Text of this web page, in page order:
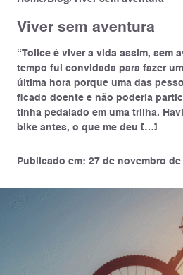
Viver sem aventura
“Tolice é viver a vida assim,
tempo fui convidada para fazer
última hora porque uma das
ficado doente e não poderia
tinha pedalado em uma trilha.
bike antes, o que me deu […]
Publicado em: 27 de novembro de